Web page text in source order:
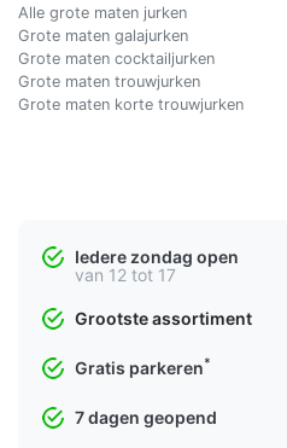
Alle grote maten jurken
Grote maten galajurken
Grote maten cocktailjurken
Grote maten trouwjurken
Grote maten korte trouwjurken
Iedere zondag open
van 12 tot 17
Grootste assortiment
Gratis parkeren*
7 dagen geopend